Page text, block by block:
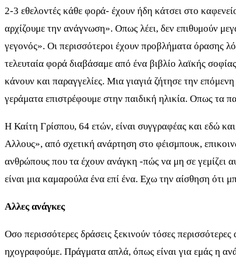
2-3 εθελοντές κάθε φορά- έχουν ήδη κάτσει στο
αρχίζουμε την ανάγνωση». Οπως λέει, δεν επιθυμούν
γεγονός». Οι περισσότεροι έχουν προβλήματα όρασης
τελευταία φορά διαβάσαμε από ένα βιβλίο λαϊκής
κάνουν και παραγγελίες. Μια γιαγιά ζήτησε την
γεράματα επιστρέφουμε στην παιδική ηλικία. Οπως τα
Η Καίτη Γρίσπου, 64 ετών, είναι συγγραφέας και εδώ
Αλλους», από σχετική ανάρτηση στο φέισμπουκ,
ανθρώπους που τα έχουν ανάγκη -πώς να μη σε γεμίζει
είναι μια καμαρούλα ένα επί ένα. Εχω την αίσθηση ότι
Aλλες ανάγκες
Οσο περισσότερες δράσεις ξεκινούν τόσες
ηχογραφούμε. Πράγματα απλά, όπως είναι για εμάς η